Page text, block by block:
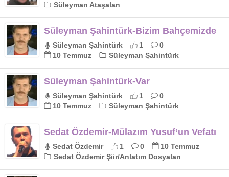
Süleyman Ataşalan
Süleyman Şahintürk-Bizim Bahçemizde
Süleyman Şahintürk 1
0
10 Temmuz
Süleyman Şahintürk
Süleyman Şahintürk-Var
Süleyman Şahintürk 1
0
10 Temmuz
Süleyman Şahintürk
Sedat Özdemir-Mülazım Yusuf’un Vefatı
Sedat Özdemir 1 0
10 Temmuz
Sedat Özdemir Şiir/Anlatım Dosyaları